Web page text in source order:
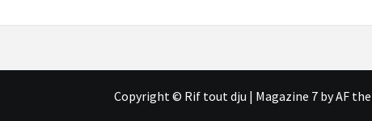
Copyright © Rif tout dju | Magazine 7 by AF